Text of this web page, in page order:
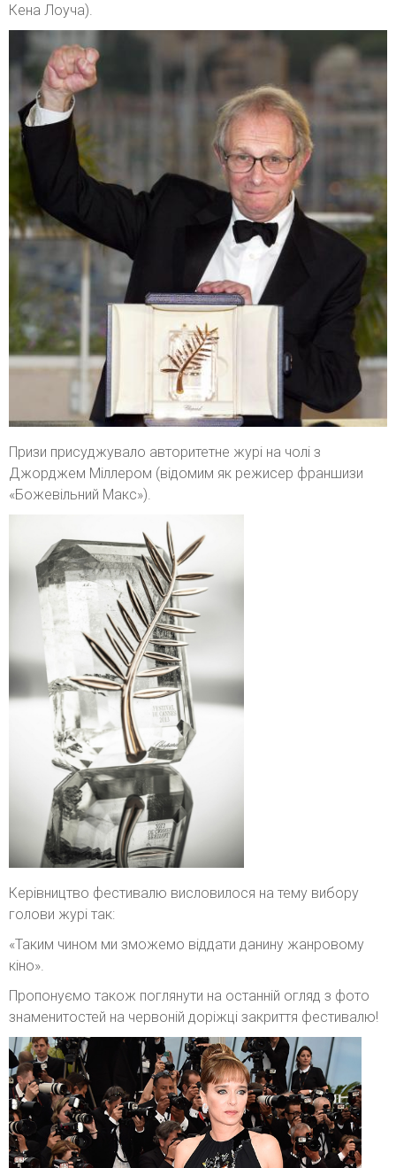
Кена Лоуча).
Призи присуджувало авторитетне журі на чолі з
Джорджем Міллером (відомим як режисер франшизи
«Божевільний Макс»).
Керівництво фестивалю висловилося на тему вибору
голови журі так:
«Таким чином ми зможемо віддати данину жанровому
кіно».
Пропонуємо також поглянути на останній огляд з фото
знаменитостей на червоній доріжці закриття фестивалю!